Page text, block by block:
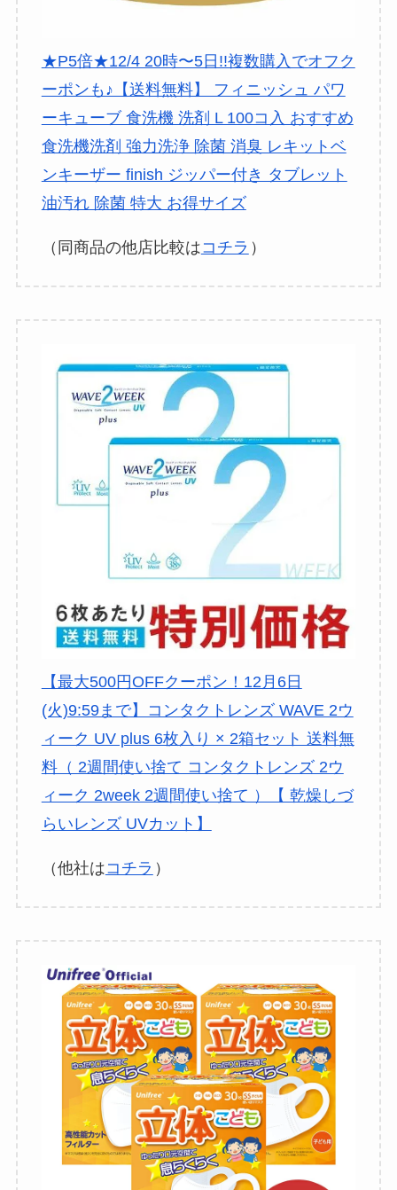
★P5倍★12/4 20時〜5日!!複数購入でオフク
ーポンも♪【送料無料】 フィニッシュ パワ
ーキューブ 食洗機 洗剤 L 100コ入 おすすめ
食洗機洗剤 強力洗浄 除菌 消臭 レキットベ
ンキーザー finish ジッパー付き タブレット
油汚れ 除菌 特大 お得サイズ
（同商品の他店比較はコチラ ）
【最大500円OFFクーポン！12月6日
(火)9:59まで】コンタクトレンズ WAVE 2ウ
ィーク UV plus 6枚入り × 2箱セット 送料無
料（ 2週間使い捨て コンタクトレンズ 2ウ
ィーク 2week 2週間使い捨て ）【 乾燥しづ
らいレンズ UVカット】
（他社はコチラ ）